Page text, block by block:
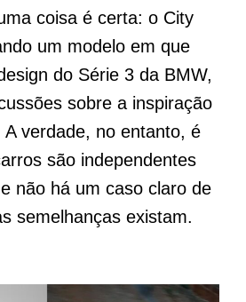
coisa é certa: o City
um modelo em que
do Série 3 da BMW,
sobre a inspiração
verdade, no entanto, é
são independentes
não há um caso claro de
semelhanças existam.